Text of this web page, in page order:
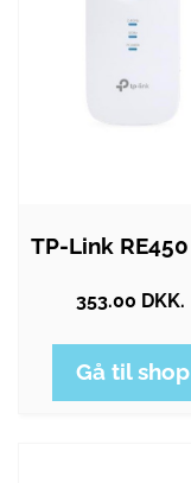
353.00 DKK.
Gå til shop